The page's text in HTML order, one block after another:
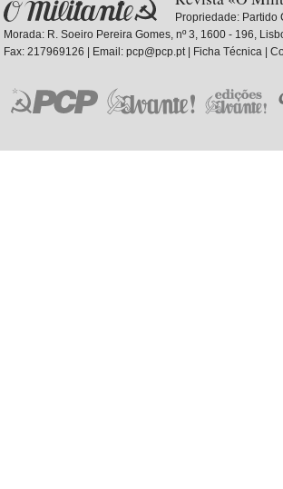
Propriedade: Partido
Morada: R. Soeiro Pereira Gomes, nº 3, 1600 - 196,
Fax: 217969126 | Email: pcp@pcp.pt |
Ficha Técnica |